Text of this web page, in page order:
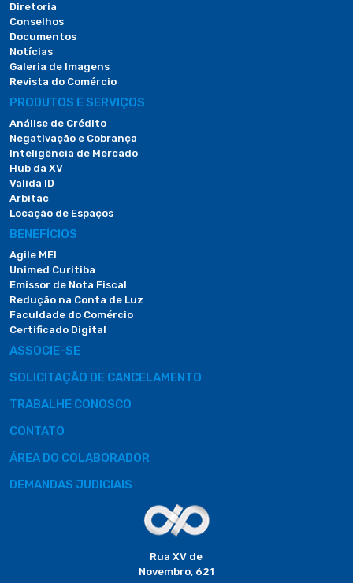
Diretoria
Conselhos
Documentos
Notícias
Galeria de Imagens
Revista do Comércio
PRODUTOS E SERVIÇOS
Análise de Crédito
Negativação e Cobrança
Inteligência de Mercado
Hub da XV
Valida ID
Arbitac
Locação de Espaços
BENEFÍCIOS
Agile MEI
Unimed Curitiba
Emissor de Nota Fiscal
Redução na Conta de Luz
Faculdade do Comércio
Certificado Digital
ASSOCIE-SE
SOLICITAÇÃO DE CANCELAMENTO
TRABALHE CONOSCO
CONTATO
ÁREA DO COLABORADOR
DEMANDAS JUDICIAIS
Rua XV de
Novembro, 621